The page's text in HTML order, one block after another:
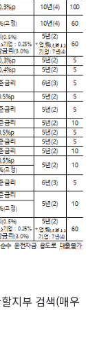
지부 검색(매우